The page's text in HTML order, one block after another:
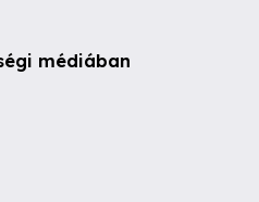
médiában